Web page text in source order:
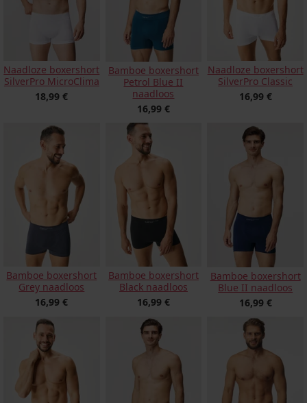
Naadloze boxershort
SilverPro MicroClima
18,99 €
Bamboe boxershort
Petrol Blue II
naadloos
16,99 €
Naadloze boxershort
SilverPro Classic
16,99 €
Bamboe boxershort
Grey naadloos
16,99 €
Bamboe boxershort
Black naadloos
16,99 €
Bamboe boxershort
Blue II naadloos
16,99 €